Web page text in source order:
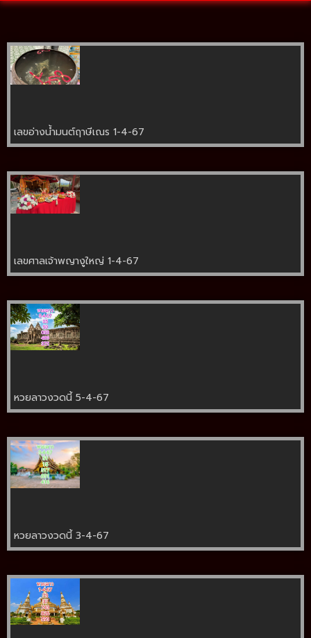
เลขอ่างน้ำมนต์ฤาษีเณร 1-4-67
เลขศาลเจ้าพญางูใหญ่ 1-4-67
หวยลาวงวดนี้ 5-4-67
หวยลาวงวดนี้ 3-4-67